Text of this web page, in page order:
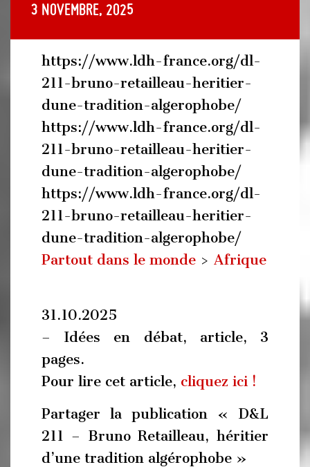
3 novembre, 2025
https://www.ldh-france.org/dl-
211-bruno-retailleau-heritier-
dune-tradition-algerophobe/
https://www.ldh-france.org/dl-
211-bruno-retailleau-heritier-
dune-tradition-algerophobe/
https://www.ldh-france.org/dl-
211-bruno-retailleau-heritier-
dune-tradition-algerophobe/
Partout dans le monde > Afrique
31.10.2025
– Idées en débat, article, 3
pages.
Pour lire cet article, cliquez ici !
Partager la publication « D&L
211 – Bruno Retailleau, héritier
d’une tradition algérophobe »